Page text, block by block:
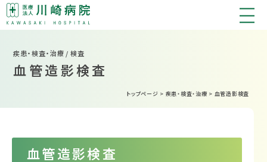
疾患・検査・治療 / 検査
血管造影検査
トップページ > 疾患・検査・治療> 血管造影検査
血管造影検査